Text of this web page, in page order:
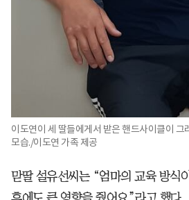
이도연이 세 딸들에게서 받은 핸드사이클이 그
모습./이도연 가족 제공
맏딸 설유선씨는 “엄마의 교육 방식